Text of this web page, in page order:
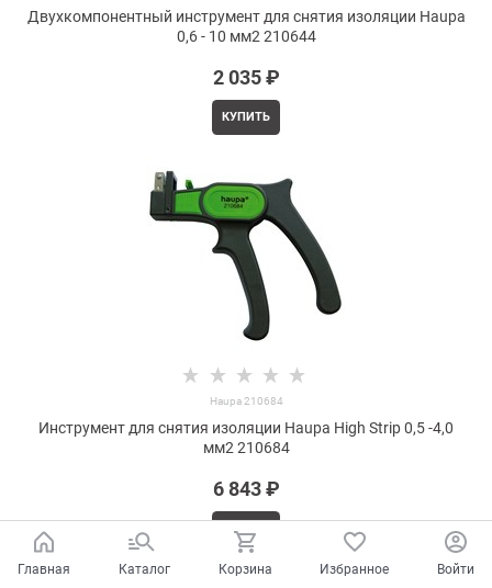
Двухкомпонентный инструмент для снятия изоляции Haupa
0,6 - 10 мм2 210644
2 035 ₽
КУПИТЬ
Haupa 210684
Инструмент для снятия изоляции Haupa High Strip 0,5 -4,0
мм2 210684
6 843 ₽
КУПИТЬ
Главная Каталог Корзина Избранное Войти